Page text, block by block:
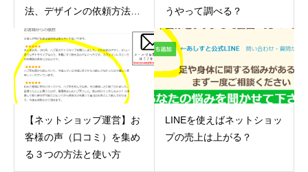
法、デザインの依頼方法を
紹介
うやって調べる？
【ネットショップ運営】お
客様の声（口コミ）を集め
る３つの方法と使い方
LINEを使えばネットショッ
プの売上は上がる？